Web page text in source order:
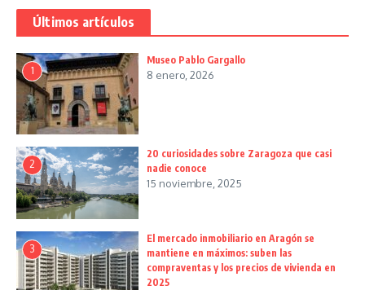
Últimos artículos
1
Museo Pablo Gargallo
8 enero, 2026
2
20 curiosidades sobre Zaragoza que casi
nadie conoce
15 noviembre, 2025
3
El mercado inmobiliario en Aragón se
mantiene en máximos: suben las
compraventas y los precios de vivienda en
2025